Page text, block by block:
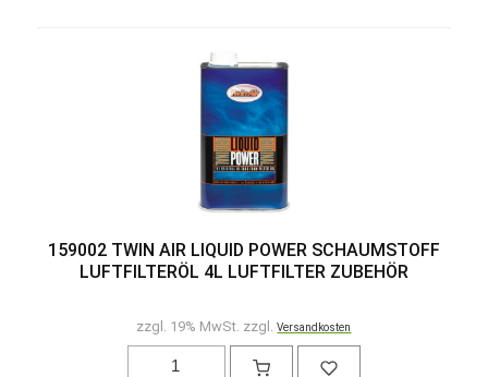
159002 TWIN AIR LIQUID POWER SCHAUMSTOFF
LUFTFILTERÖL 4L LUFTFILTER ZUBEHÖR
zzgl. 19% MwSt. zzgl.Versandkosten